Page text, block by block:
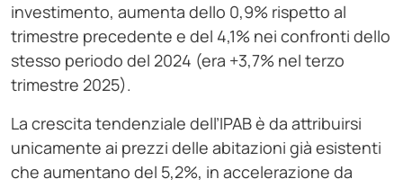
investimento, aumenta dello 0,9% rispetto al
trimestre precedente e del 4,1% nei confronti dello
stesso periodo del 2024 (era +3,7% nel terzo
trimestre 2025).
La crescita tendenziale dell’IPAB è da attribuirsi
unicamente ai prezzi delle abitazioni già esistenti
che aumentano del 5,2%, in accelerazione da